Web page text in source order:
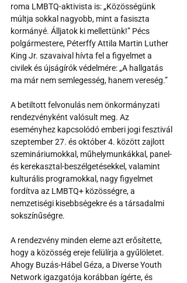
roma LMBTQ-aktivista is: „Közösségünk
múltja sokkal nagyobb, mint a fasiszta
kormányé. Álljatok ki mellettünk!” Pécs
polgármestere, Péterffy Attila Martin Luther
King Jr. szavaival hívta fel a figyelmet a
civilek és újságírók védelmére: „A hallgatás
ma már nem semlegesség, hanem vereség.”
A betiltott felvonulás nem önkormányzati
rendezvényként valósult meg. Az
eseményhez kapcsolódó emberi jogi fesztivál
szeptember 27. és október 4. között zajlott
szemináriumokkal, műhelymunkákkal, panel-
és kerekasztal-beszélgetésekkel, valamint
kulturális programokkal, nagy figyelmet
fordítva az LMBTQ+ közösségre, a
nemzetiségi kisebbségekre és a társadalmi
sokszínűségre.
A rendezvény minden eleme azt erősítette,
hogy a közösség ereje felülírja a gyűlöletet.
Ahogy Buzás-Hábel Géza, a Diverse Youth
Network igazgatója korábban ígérte, és